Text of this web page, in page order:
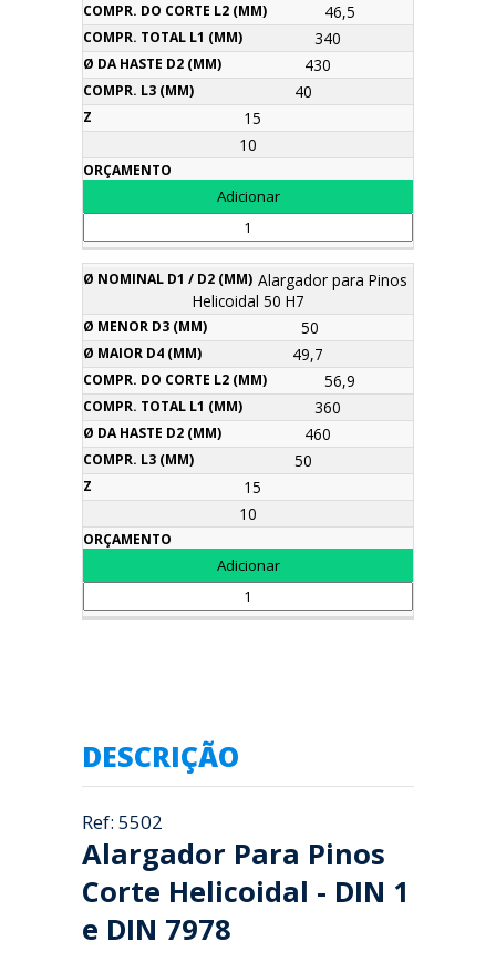
46,5
340
430
40
15
10
Alargador para Pinos
Helicoidal 50 H7
50
49,7
56,9
360
460
50
15
10
DESCRIÇÃO
Ref: 5502
Alargador Para Pinos
Corte Helicoidal - DIN 1
e DIN 7978